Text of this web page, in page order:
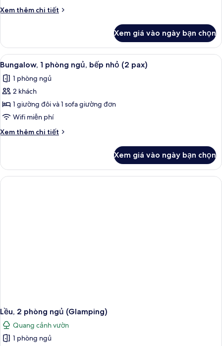
ngủ,
Xem thêm chi tiết
Chi
Căn
hộ,
1
phòng
ngủ,
bếp
Xem giá vào ngày bạn chọn
Xem
tất
cả
ảnh
Bungalow,
1
phòng
ngủ,
nhỏ
(2
pax)
Bungalow, 1 phòng ngủ, bếp nhỏ
4
Bungalow, 1 phòng ngủ, bếp nhỏ (2 pax)
1 phòng ngủ
2 khách
1 giường đôi và 1 sofa giường đơn
Wifi miễn phí
Xem thêm chi tiết
Chi
Bungalow,
phòng
Xem giá vào ngày bạn chọn
Lều, 2 phòng ngủ (Glamping)
Quang cảnh vườn
1 phòng ngủ